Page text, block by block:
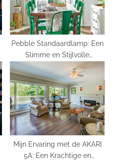
Pebble Standaardlamp: Een
Slimme en Stijlvolle
Toevoeging aan Je Interieur
Mijn Ervaring met de AKARI
5A: Een Krachtige en